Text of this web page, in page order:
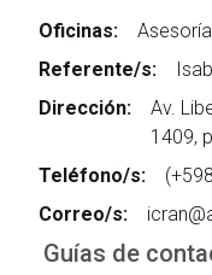
Oficinas:
Referente/s:
Dirección:
Av.
1409,
Teléfono/s:
Correo/s:
Guías de